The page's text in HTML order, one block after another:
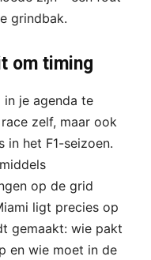
grindbak.
om timing
in je agenda te
zelf, maar ook
in het F1-seizoen.
op de grid
ligt precies op
gemaakt: wie pakt
en wie moet in de